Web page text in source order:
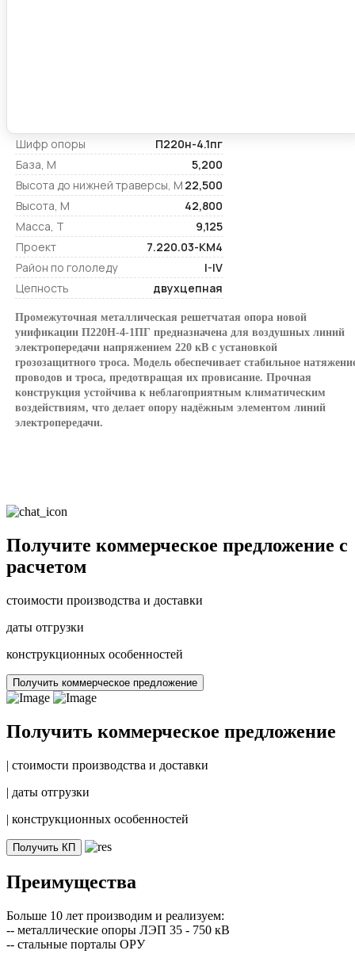
Шифр опоры
П220н-4.1пг
База, М
5,200
Высота до нижней траверсы, М 22,500
Высота, М
42,800
Масса, Т
9,125
Проект
7.220.03-КМ4
Район по гололеду
I-IV
Цепность
двухцепная
Промежуточная металлическая решетчатая опора новой
унификации П220Н-4-1ПГ предназначена для воздушных линий
электропередачи напряжением 220 кВ с установкой
грозозащитного троса. Модель обеспечивает стабильное
проводов и троса, предотвращая их провисание. Прочная
конструкция устойчива к неблагоприятным климатическим
воздействиям, что делает опору надёжным элементом линий
электропередачи.
Получите коммерческое предложение с
расчетом
стоимости производства и доставки
даты отгрузки
конструкционных особенностей
Получить коммерческое предложение
Получить коммерческое предложение
| стоимости производства и доставки
| даты отгрузки
| конструкционных особенностей
Получить КП
Преимущества
Больше 10 лет производим и реализуем:
-- металлические опоры ЛЭП 35 - 750 кВ
-- стальные порталы ОРУ